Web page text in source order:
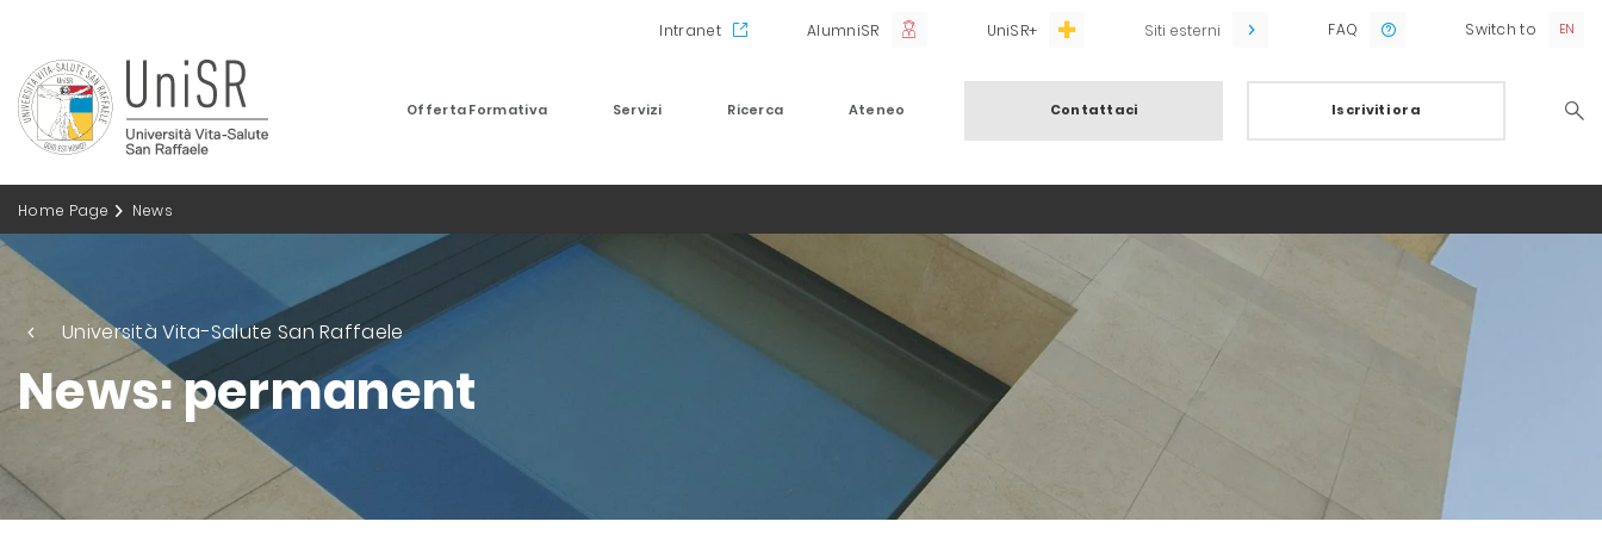
Intranet AlumniSR UniSR+ Siti esterni FAQ Switch to
Offerta Formativa Servizi Ricerca Ateneo Contattaci Iscriviti ora
Home Page News
Università Vita-Salute San Raffaele
News: permanent